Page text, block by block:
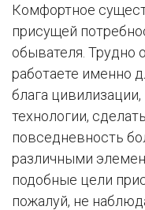
Комфортное
присущей
обывателя. Трудно
работаете именно
блага
технологии,
повседневность
различными
подобные цели
пожалуй, не